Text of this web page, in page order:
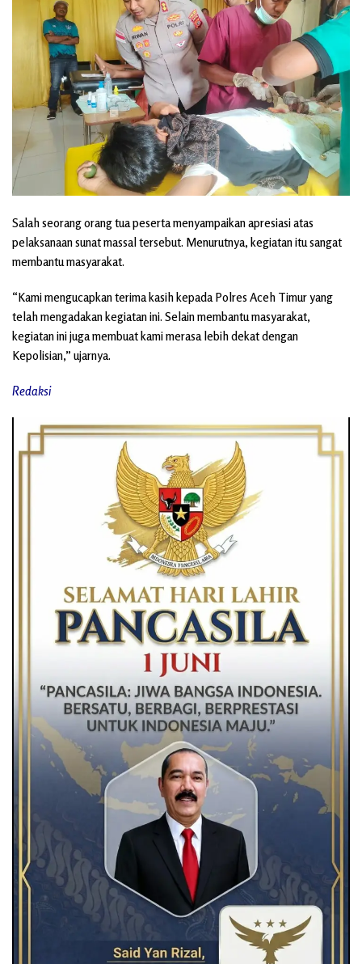
Salah seorang orang tua peserta menyampaikan apresiasi atas
pelaksanaan sunat massal tersebut. Menurutnya, kegiatan itu sangat
membantu masyarakat.
“Kami mengucapkan terima kasih kepada Polres Aceh Timur yang
telah mengadakan kegiatan ini. Selain membantu masyarakat,
kegiatan ini juga membuat kami merasa lebih dekat dengan
Kepolisian,” ujarnya.
Redaksi